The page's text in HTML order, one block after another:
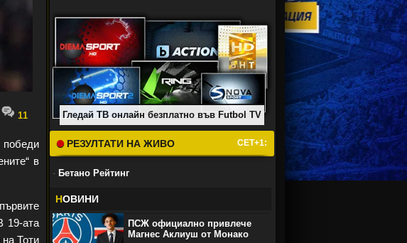
11
в
19-ата
Тоти
Гледай ТВ онлайн безплатно във Futbol TV
РЕЗУЛТАТИ НА ЖИВО СЕТ+1:
- Бетано Рейтинг
НОВИНИ
ПСЖ официално привлече
Магнес Аклиуш от Монако